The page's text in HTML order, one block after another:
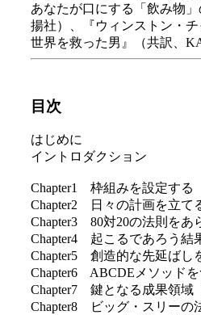
あなたが口にする「飲み物
揚社）、『ウィンストン・
世界を救った男』（共訳、
目次
はじめに
イントロダクション
Chapter1 枠組みを設定する
Chapter2 日々の計画を立て
Chapter3 80対20の法則をあ
Chapter4 起こるであろう結
Chapter5 創造的な先延ばし
Chapter6 ABCDEメソッド
Chapter7 鍵となる成果領域
Chapter8 ビッグ・スリーの